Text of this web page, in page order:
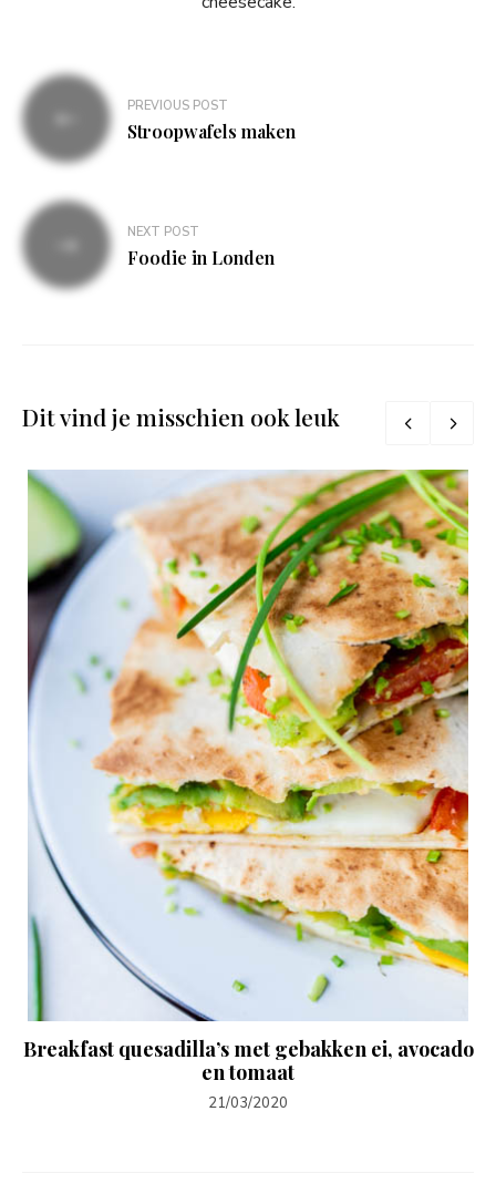
Bericht
navigatie
PREVIOUS POST
Stroopwafels maken
NEXT POST
Foodie in Londen
Dit vind je misschien ook leuk
Breakfast quesadilla’s met gebakken ei, avocado
en tomaat
21/03/2020